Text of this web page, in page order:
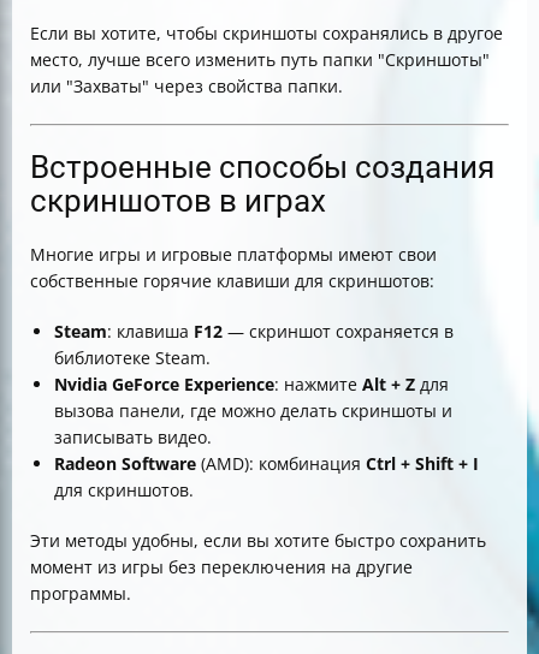
Если вы хотите, чтобы скриншоты сохранялись в другое
место, лучше всего изменить путь папки "Скриншоты"
или "Захваты" через свойства папки.
Встроенные способы создания
скриншотов в играх
Многие игры и игровые платформы имеют свои
собственные горячие клавиши для скриншотов:
Steam: клавиша F12 — скриншот сохраняется в
библиотеке Steam.
Nvidia GeForce Experience: нажмите Alt + Z для
вызова панели, где можно делать скриншоты и
записывать видео.
Radeon Software (AMD): комбинация Ctrl + Shift + I
для скриншотов.
Эти методы удобны, если вы хотите быстро сохранить
момент из игры без переключения на другие
программы.